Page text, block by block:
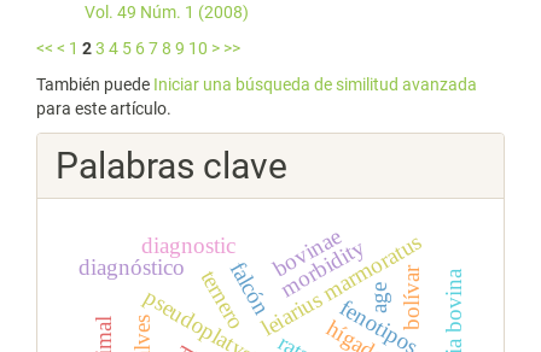
Vol. 49 Núm. 1 (2008)
<< < 1 23 4 5 678 9 10 > >>
También puede Iniciar una búsqueda de similitud avanzada
para este artículo.
Palabras clave
leiarius marmoratus
fenotipos
ternerofalcón age
morbidity
diagnóstico
diagnostic bovinae
bolívar